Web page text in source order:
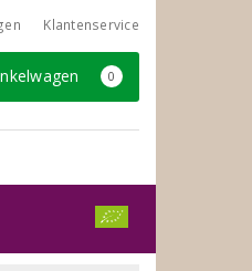
Klantenservice
0